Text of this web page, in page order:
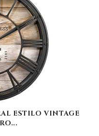
ESTILO VINTAGE